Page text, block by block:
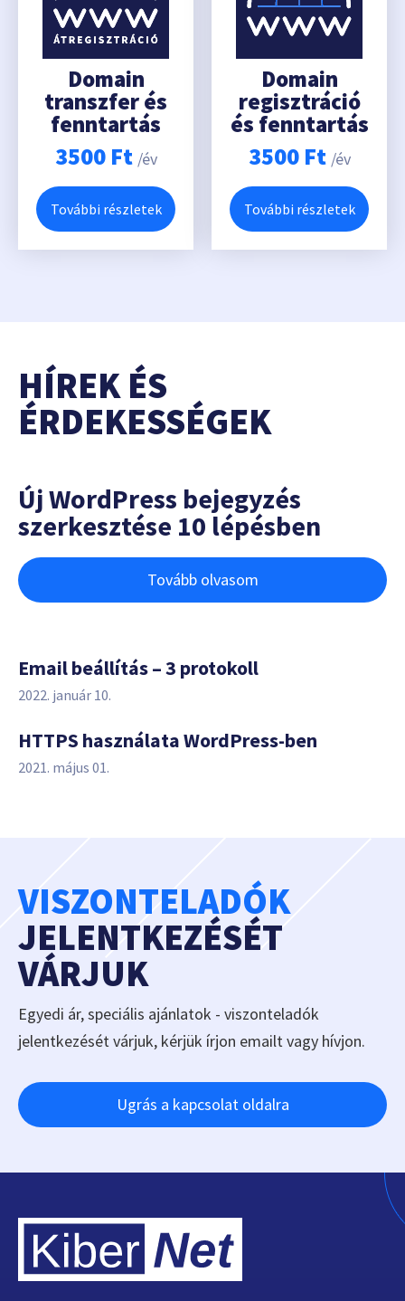
Domain
transzfer és
fenntartás
3500 Ft /év
További részletek
Domain
regisztráció
és fenntartás
3500 Ft /év
További részletek
HÍREK ÉS
ÉRDEKESSÉGEK
Új WordPress bejegyzés
szerkesztése 10 lépésben
Tovább olvasom
Email beállítás – 3 protokoll
2022. január 10.
HTTPS használata WordPress-ben
2021. május 01.
VISZONTELADÓK
JELENTKEZÉSÉT
VÁRJUK
Egyedi ár, speciális ajánlatok - viszonteladók
jelentkezését várjuk, kérjük írjon emailt vagy hívjon.
Ugrás a kapcsolat oldalra